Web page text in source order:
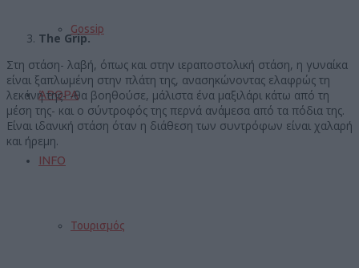
Gossip
ΆΡΘΡΑ
INFO
Τουρισμός
The Grip.
Στη στάση- λαβή, όπως και στην ιεραποστολική στάση, η γυναίκα
είναι ξαπλωμένη στην πλάτη της, ανασηκώνοντας ελαφρώς τη
λεκάνη της- -θα βοηθούσε, μάλιστα ένα μαξιλάρι κάτω από τη
μέση της- και ο σύντροφός της περνά ανάμεσα από τα πόδια της.
Είναι ιδανική στάση όταν η διάθεση των συντρόφων είναι χαλαρή
και ήρεμη.